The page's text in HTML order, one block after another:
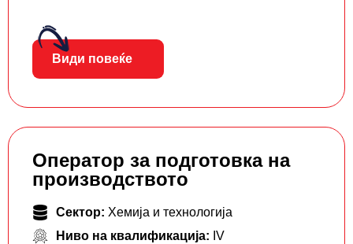
Види повеќе
Оператор за подготовка на
производството
Сектор: Хемија и технологија
Ниво на квалификација: IV